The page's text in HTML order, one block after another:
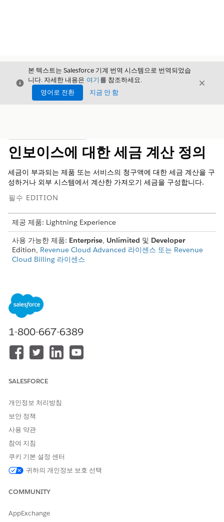
닫기
본 텍스트는 Salesforce 기계 번역 시스템으로 번역되었습
니다. 자세한 내용은 여기 를 참조하세요.
영어로 전환
지금 안 함
닫기
인보이스에 대한 세금 계산 정의
세금이 부과되는 제품 또는 서비스의 청구액에 대한 세금 계산을 구
성하거나 외부 시스템에서 계산한 가져오기 세금을 구성합니다.
필수 EDITION
제공 제품: Lightning Experience
사용 가능한 제품: Enterprise, Unlimited 및 Developer
Edition, Revenue Cloud Advanced 라이센스 또는 Revenue
Cloud Billing 라이센스
우 세금 엔진 공급자 및 세금 엔진을 만듭니다. 그런 다음, 각 제
품에 대한 세금 정책 및 처리를 만듭니다.
청구지에 외부 세금 라인 가져오기
초안 인보이스에 대해 외부 시스템에서 계산한 세액을 가져옵니
다.
1-800-667-6389
SALESFORCE
개인정보 처리방침
보안 정책
사용 약관
참여 지침
쿠키 기본 설정 센터
귀하의 개인정보 보호 선택
COMMUNITY
AppExchange